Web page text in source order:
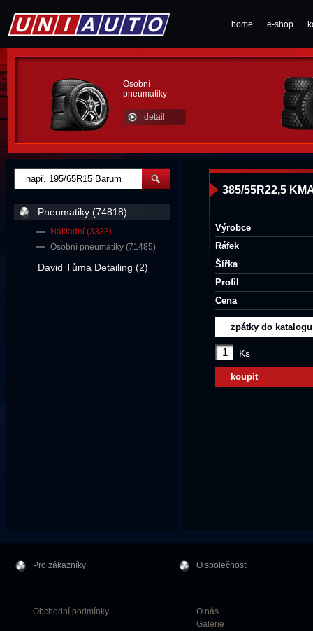
home e-shop
Osobní
pneumatiky
detail
385/55R22,5
Výrobce
Ráfek
Šířka
Profil
Cena
zpátky do katalogu
Ks
koupit
Pneumatiky (74818)
Nákladní (3333)
Osobní pneumatiky (71485)
David Tůma Detailing (2)
Pro zákazníky
Obchodní podmínky
O společnosti
O nás
Galerie